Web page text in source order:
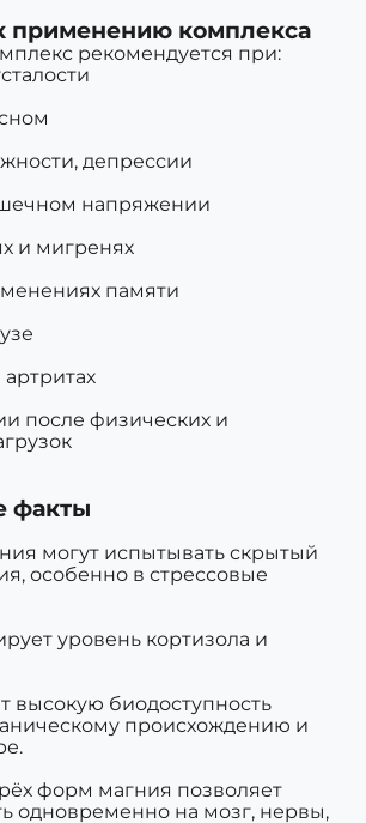
применению комплекса
рекомендуется при:
депрессии
напряжении
и мигренях
памяти
после физических и
факты
могут испытывать скрытый
, особенно в стрессовые
уровень кортизола и
высокую биодоступность
происхождению и
форм магния позволяет
одновременно на мозг, нервы,